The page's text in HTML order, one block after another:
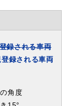
録される車両
録される車両
角度